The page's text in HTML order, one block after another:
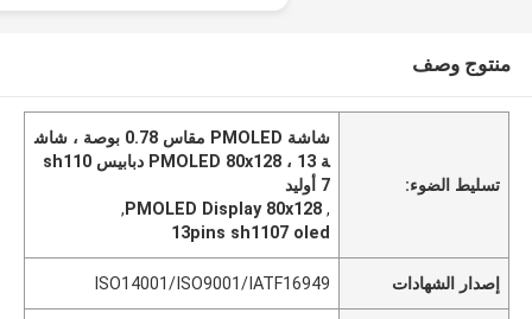
منتوج وصف
تسليط الضوء:
شاشة PMOLED مقاس 0.78 بوصة ، شاش
ة PMOLED 80x128 ، 13 دبابيس sh110
7 أوليد
,
PMOLED Display 80x128
,
13pins sh1107 oled
إصدار الشهادات ISO14001/ISO9001/IATF16949